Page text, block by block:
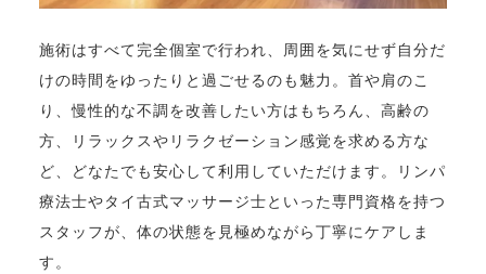
施術はすべて完全個室で行われ、周囲を気にせず自分だ
けの時間をゆったりと過ごせるのも魅力。首や肩のこ
り、慢性的な不調を改善したい方はもちろん、高齢の
方、リラックスやリラクゼーション感覚を求める方な
ど、どなたでも安心して利用していただけます。リンパ
療法士やタイ古式マッサージ士といった専門資格を持つ
スタッフが、体の状態を見極めながら丁寧にケアしま
す。